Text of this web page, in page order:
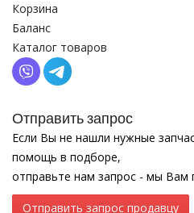
Корзина
Баланс
Каталог товаров
Отправить запрос
Если Вы не нашли нужные
помощь в подборе,
отправьте нам запрос - мы
Отправить запрос продавцу